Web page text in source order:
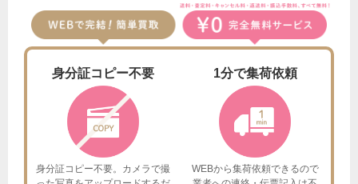
身分証コピー不要
身分証コピー不要。カメラで撮
1分で集荷依頼
WEBから集荷依頼できるので